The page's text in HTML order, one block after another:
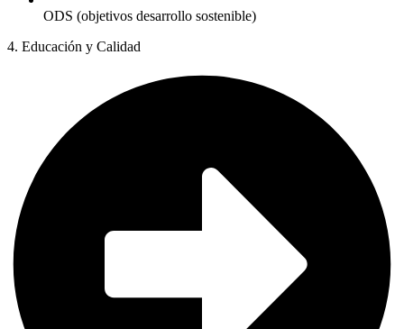
ODS (objetivos desarrollo sostenible)
4. Educación y Calidad